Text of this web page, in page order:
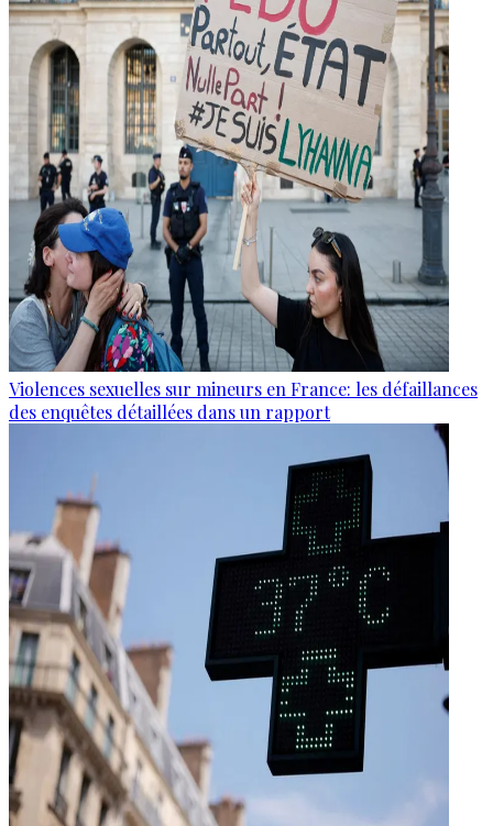
Violences sexuelles sur mineurs en France: les défaillances
des enquêtes détaillées dans un rapport